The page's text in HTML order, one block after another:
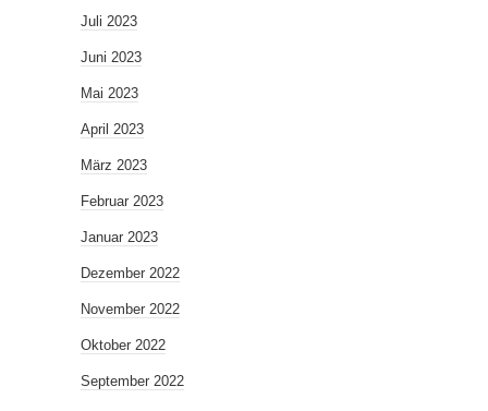
Juli 2023
Juni 2023
Mai 2023
April 2023
März 2023
Februar 2023
Januar 2023
Dezember 2022
November 2022
Oktober 2022
September 2022